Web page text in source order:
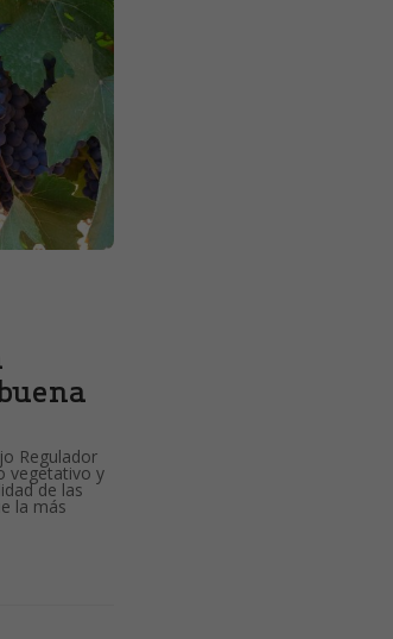
Regulador
vegetativo y
de las
la más